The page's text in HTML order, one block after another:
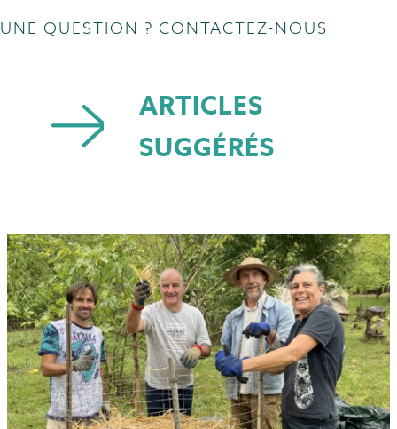
UNE QUESTION ? CONTACTEZ-NOUS
ARTICLES
SUGGÉRÉS